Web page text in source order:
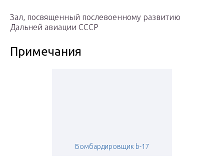
Зал, посвященный послевоенному развитию
Дальней авиации СССР
Примечания
Бомбардировщик b-17